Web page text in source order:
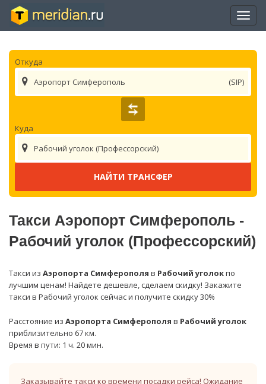
Откуда
(SIP)
Аэропорт Симферополь
Куда
Рабочий уголок (Профессорский)
Такси Аэропорт Симферополь -
Рабочий уголок (Профессорский)
Такси из Аэропорта Симферополя в Рабочий уголокпо
лучшим ценам! Найдете дешевле, сделаем скидку! Закажите
такси в Рабочий уголок сейчас и получите скидку 30%
Расстояние из Аэропорта Симферополя в Рабочий уголок
приблизительно 67 км.
Время в пути: 1 ч. 20 мин.
Заказывайте такси ко времени посадки рейса! Ожидание